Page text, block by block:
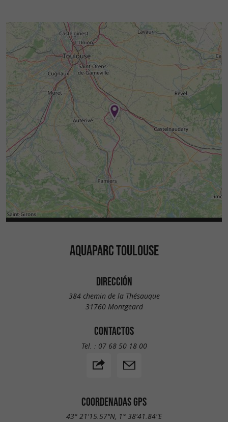
AQUAPARC TOULOUSE
DIRECCIÓN
384 chemin de la Thésauque
31760 Montgeard
CONTACTOS
Tel. : 07 68 50 18 00
COORDENADAS GPS
43° 21'15.57"N, 1° 38'41.84"E